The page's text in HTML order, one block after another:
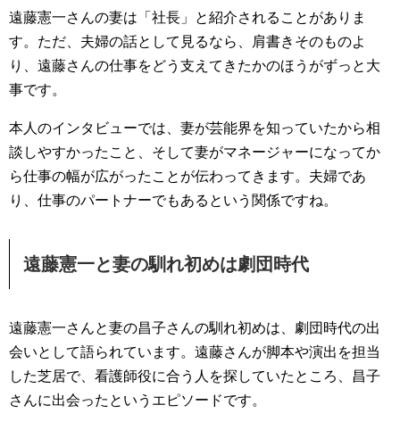
遠藤憲一さんの妻は「社長」と紹介されることがありま
す。ただ、夫婦の話として見るなら、肩書きそのものよ
り、遠藤さんの仕事をどう支えてきたかのほうがずっと大
事です。
本人のインタビューでは、妻が芸能界を知っていたから相
談しやすかったこと、そして妻がマネージャーになってか
ら仕事の幅が広がったことが伝わってきます。夫婦であ
り、仕事のパートナーでもあるという関係ですね。
遠藤憲一と妻の馴れ初めは劇団時代
遠藤憲一さんと妻の昌子さんの馴れ初めは、劇団時代の出
会いとして語られています。遠藤さんが脚本や演出を担当
した芝居で、看護師役に合う人を探していたところ、昌子
さんに出会ったというエピソードです。